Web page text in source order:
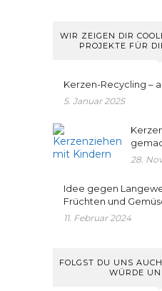
WIR ZEIGEN DIR
PROJEKTE FÜR
Kerzen-Recycling –
5. Januar 2025
28.
Idee gegen
Früchten und
11. Februar 2024
FOLGST DU UNS
WÜRDE